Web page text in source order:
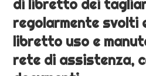
di libretto dei
regolarmente svolti
libretto uso e
rete di assistenza,